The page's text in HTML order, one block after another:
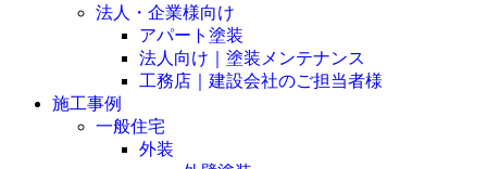
法人・企業様向け
アパート塗装
法人向け｜塗装メンテナンス
工務店｜建設会社のご担当者様
施工事例
一般住宅
外装